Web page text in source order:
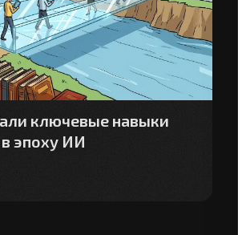
ключевые навыки
эпоху ИИ